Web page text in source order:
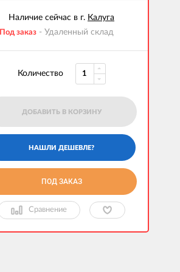
Наличие сейчас в г. Калуга
Под заказ - Удаленный склад
Количество
ДОБАВИТЬ В КОРЗИНУ
ПОД ЗАКАЗ
Сравнение